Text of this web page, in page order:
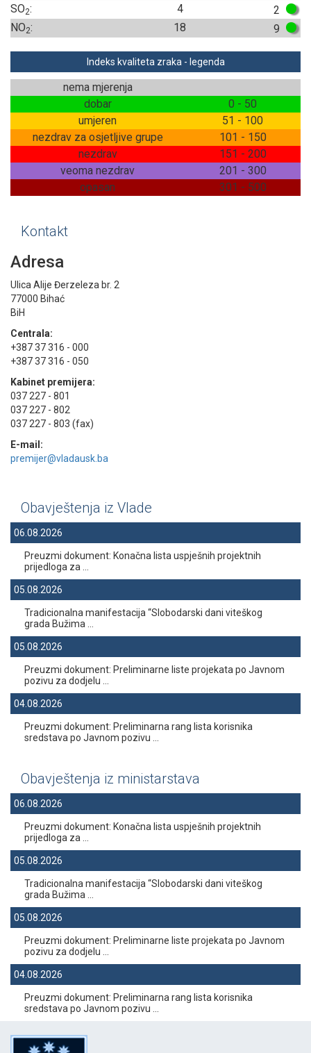
SO2: 4
2
NO2: 18 9
Indeks kvaliteta zraka - legenda
nema mjerenja
dobar
0 - 50
umjeren
51 - 100
nezdrav za osjetljive grupe
101 - 150
nezdrav
151 - 200
veoma nezdrav
201 - 300
opasan
301 - 500
Kontakt
Adresa
Ulica Alije Đerzeleza br. 2
77000 Bihać
BiH
Centrala:
+387 37 316 - 000
+387 37 316 - 050
Kabinet premijera:
037 227 - 801
037 227 - 802
037 227 - 803 (fax)
E-mail:
premijer@vladausk.ba
Obavještenja iz Vlade
06.08.2026
Preuzmi dokument: Konačna lista uspješnih projektnih
prijedloga za ...
05.08.2026
Tradicionalna manifestacija “Slobodarski dani viteškog
grada Bužima ...
05.08.2026
Preuzmi dokument: Preliminarne liste projekata po Javnom
pozivu za dodjelu ...
04.08.2026
Preuzmi dokument: Preliminarna rang lista korisnika
sredstava po Javnom pozivu ...
Obavještenja iz ministarstava
06.08.2026
Preuzmi dokument: Konačna lista uspješnih projektnih
prijedloga za ...
05.08.2026
Tradicionalna manifestacija “Slobodarski dani viteškog
grada Bužima ...
05.08.2026
Preuzmi dokument: Preliminarne liste projekata po Javnom
pozivu za dodjelu ...
04.08.2026
Preuzmi dokument: Preliminarna rang lista korisnika
sredstava po Javnom pozivu ...